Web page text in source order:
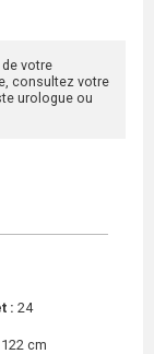
votre
consultez votre
urologue ou
: 24
cm